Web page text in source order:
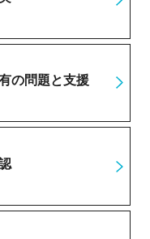
の問題と支援